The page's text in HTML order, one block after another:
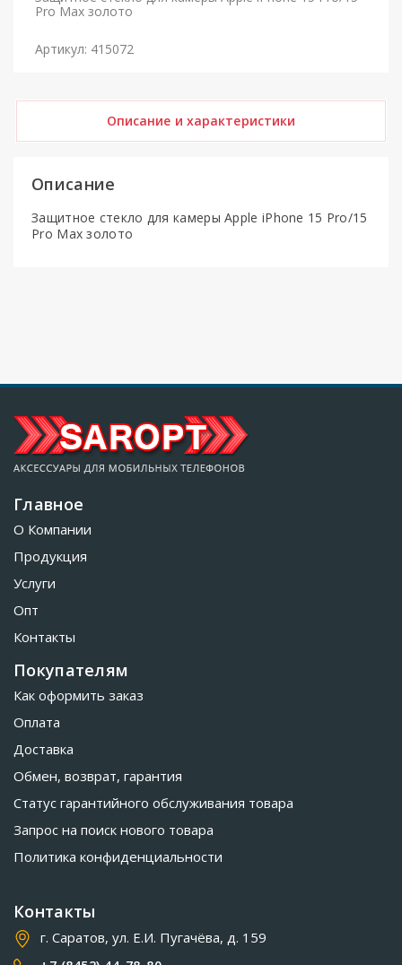
Pro Max золото
Артикул: 415072
Описание и характеристики
Описание
Защитное стекло для камеры Apple iPhone 15 Pro/15
Pro Max золото
Главное
О Компании
Продукция
Услуги
Опт
Контакты
Покупателям
Как оформить заказ
Оплата
Доставка
Обмен, возврат, гарантия
Статус гарантийного обслуживания товара
Запрос на поиск нового товара
Политика конфиденциальности
Контакты
г. Саратов, ул. Е.И. Пугачёва, д. 159